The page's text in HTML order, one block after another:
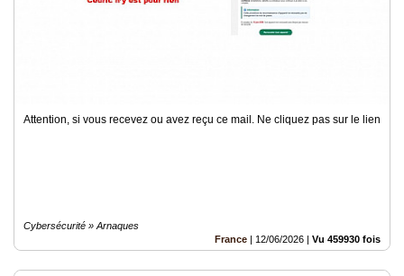
Attention, si vous recevez ou avez reçu ce mail. Ne cliquez pas sur le lien
Cybersécurité » Arnaques
France | 12/06/2026 | Vu 459930 fois